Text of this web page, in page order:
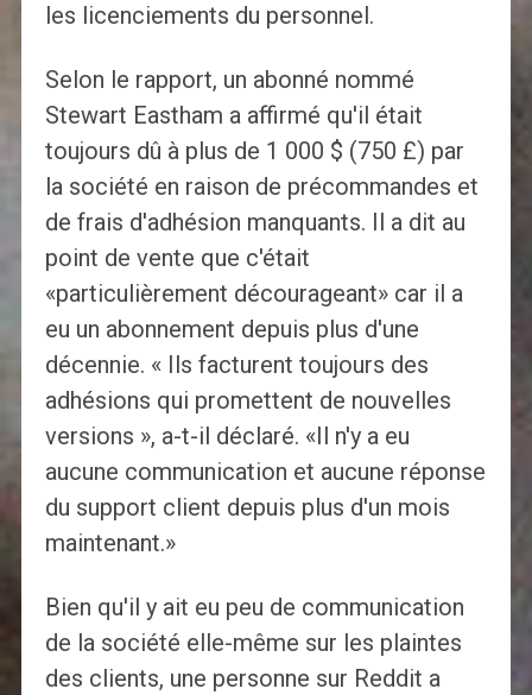
les licenciements du personnel.
Selon le rapport, un abonné nommé
Stewart Eastham a affirmé qu'il était
toujours dû à plus de 1 000 $ (750 £) par
la société en raison de précommandes et
de frais d'adhésion manquants. Il a dit au
point de vente que c'était
«particulièrement décourageant» car il a
eu un abonnement depuis plus d'une
décennie. « Ils facturent toujours des
adhésions qui promettent de nouvelles
versions », a-t-il déclaré. «Il n'y a eu
aucune communication et aucune réponse
du support client depuis plus d'un mois
maintenant.»
Bien qu'il y ait eu peu de communication
de la société elle-même sur les plaintes
des clients, une personne sur Reddit a